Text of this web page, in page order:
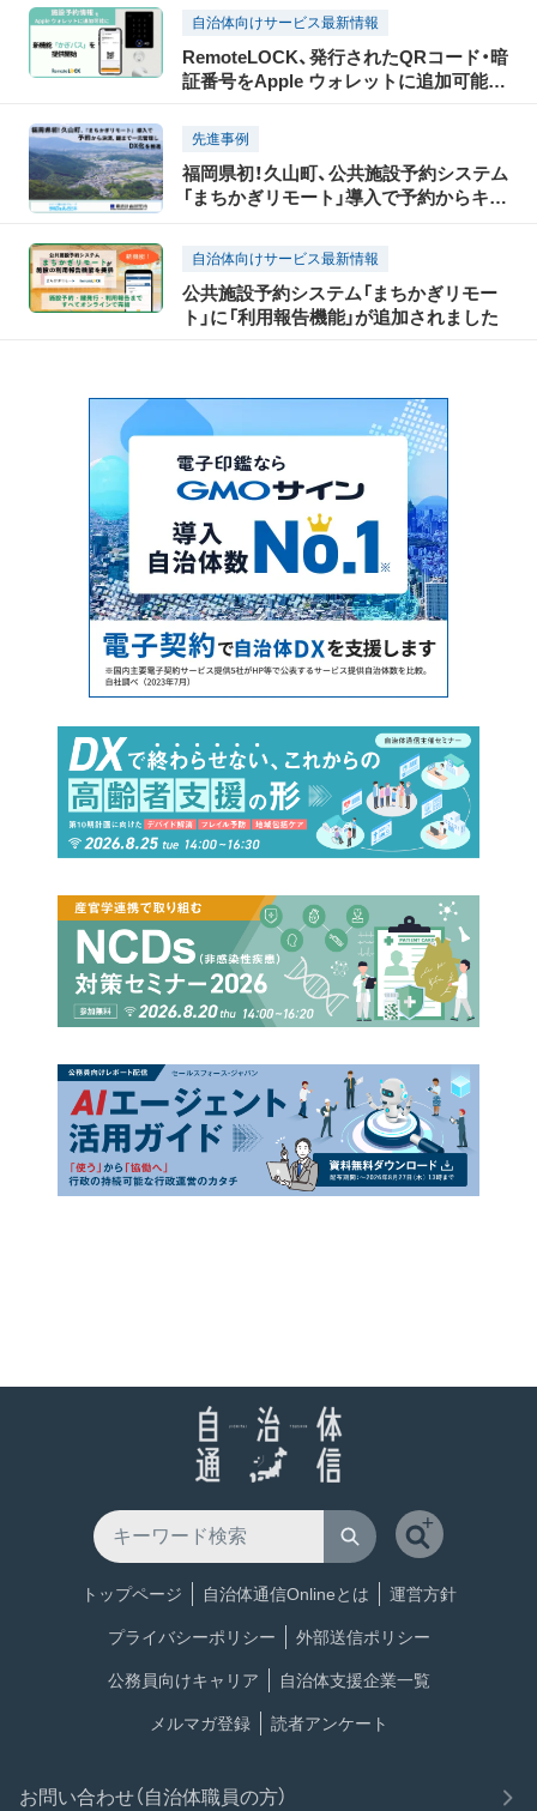
自治体向けサービス最新情報
RemoteLOCK、発行されたQRコード・暗
証番号をApple ウォレットに追加可能
ス」を提供開始
先進事例
福岡県初！久山町、公共施設予約システム
「まちかぎリモート」導入で予約からキャ
施設や社会体育施設をより使いやすく、
管理しやすく〜
自治体向けサービス最新情報
公共施設予約システム「まちかぎリモー
ト」に「利用報告機能」が追加されました
トップページ 自治体通信Onlineとは 運営方針
プライバシーポリシー 外部送信ポリシー
公務員向けキャリア 自治体支援企業一覧
メルマガ登録 読者アンケート
お問い合わせ（自治体職員の方）